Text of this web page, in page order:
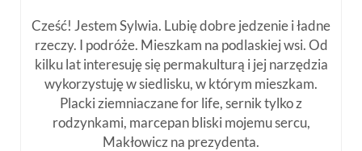
Cześć! Jestem Sylwia. Lubię dobre jedzenie i ładne
rzeczy. I podróże. Mieszkam na podlaskiej wsi. Od
kilku lat interesuję się permakulturą i jej narzędzia
wykorzystuję w siedlisku, w którym mieszkam.
Placki ziemniaczane for life, sernik tylko z
rodzynkami, marcepan bliski mojemu sercu,
Makłowicz na prezydenta.